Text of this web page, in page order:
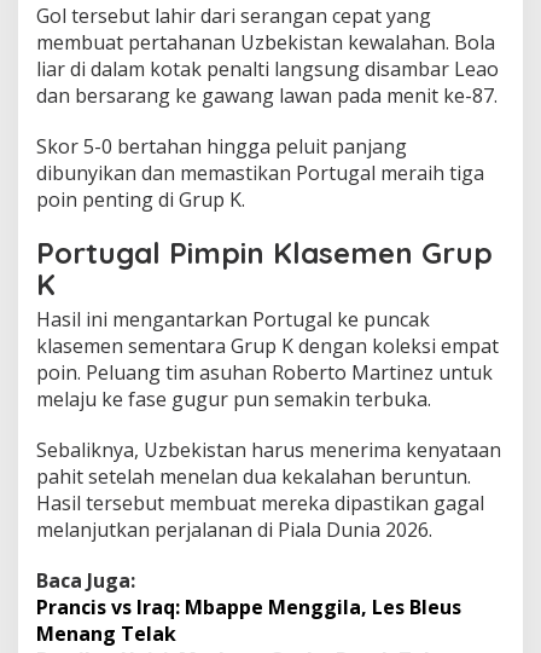
Gol tersebut lahir dari serangan cepat yang
membuat pertahanan Uzbekistan kewalahan. Bola
liar di dalam kotak penalti langsung disambar Leao
dan bersarang ke gawang lawan pada menit ke-87.
Skor 5-0 bertahan hingga peluit panjang
dibunyikan dan memastikan Portugal meraih tiga
poin penting di Grup K.
Portugal Pimpin Klasemen Grup
K
Hasil ini mengantarkan Portugal ke puncak
klasemen sementara Grup K dengan koleksi empat
poin. Peluang tim asuhan Roberto Martinez untuk
melaju ke fase gugur pun semakin terbuka.
Sebaliknya, Uzbekistan harus menerima kenyataan
pahit setelah menelan dua kekalahan beruntun.
Hasil tersebut membuat mereka dipastikan gagal
melanjutkan perjalanan di Piala Dunia 2026.
Baca Juga:
Prancis vs Iraq: Mbappe Menggila, Les Bleus
Menang Telak